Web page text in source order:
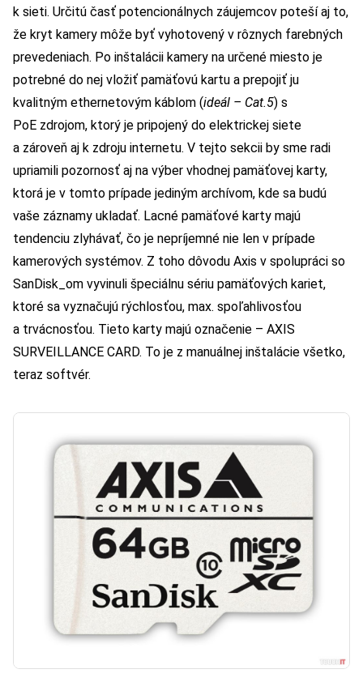
k sieti. Určitú časť potencionálnych záujemcov poteší aj to,
že kryt kamery môže byť vyhotovený v rôznych farebných
prevedeniach. Po inštalácii kamery na určené miesto je
potrebné do nej vložiť pamäťovú kartu a prepojiť ju
kvalitným ethernetovým káblom (ideál – Cat.5) s
PoE zdrojom, ktorý je pripojený do elektrickej siete
a zároveň aj k zdroju internetu. V tejto sekcii by sme radi
upriamili pozornosť aj na výber vhodnej pamäťovej karty,
ktorá je v tomto prípade jediným archívom, kde sa budú
vaše záznamy ukladať. Lacné pamäťové karty majú
tendenciu zlyhávať, čo je nepríjemné nie len v prípade
kamerových systémov. Z toho dôvodu Axis v spolupráci so
SanDisk_om vyvinuli špeciálnu sériu pamäťových kariet,
ktoré sa vyznačujú rýchlosťou, max. spoľahlivosťou
a trvácnosťou. Tieto karty majú označenie – AXIS
SURVEILLANCE CARD. To je z manuálnej inštalácie všetko,
teraz softvér.